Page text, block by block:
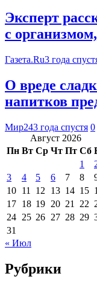
Эксперт
с
Газета.Ru3 года
О вреде
напитков
Мир243 года спустя 0
Август 2026
Пн Вт Ср Чт Пт Сб
1
3
4 5 6 7 8
10 11 12 13 14 15
17 18 19 20 21 22
24 25 26 27 28 29
31
« Июл
Рубрики